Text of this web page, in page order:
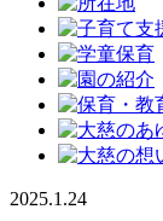
2025.1.24